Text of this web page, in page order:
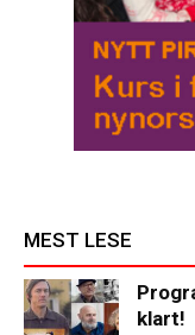
MEST LESE
klart!